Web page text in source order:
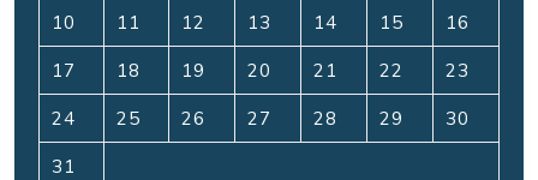
10 11 12 13 14 15 16
17 18 19 20 21 22 23
24 25 26 27 28 29 30
31